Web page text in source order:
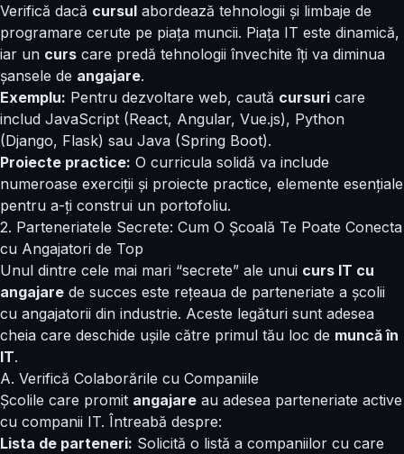
Verifică dacă cursul abordează tehnologii și limbaje de
programare cerute pe piața muncii. Piața IT este dinamică,
iar un curs care predă tehnologii învechite îți va diminua
șansele de angajare.
Exemplu: Pentru dezvoltare web, caută cursuri care
includ JavaScript (React, Angular, Vue.js), Python
(Django, Flask) sau Java (Spring Boot).
Proiecte practice: O curricula solidă va include
numeroase exerciții și proiecte practice, elemente esențiale
pentru a-ți construi un portofoliu.
2. Parteneriatele Secrete: Cum O Școală Te Poate Conecta
cu Angajatori de Top
Unul dintre cele mai mari “secrete” ale unui curs IT cu
angajare de succes este rețeaua de parteneriate a școlii
cu angajatorii din industrie. Aceste legături sunt adesea
cheia care deschide ușile către primul tău loc de muncă în
IT.
A. Verifică Colaborările cu Companiile
Școlile care promit angajare au adesea parteneriate active
cu companii IT. Întreabă despre:
Lista de parteneri: Solicită o listă a companiilor cu care